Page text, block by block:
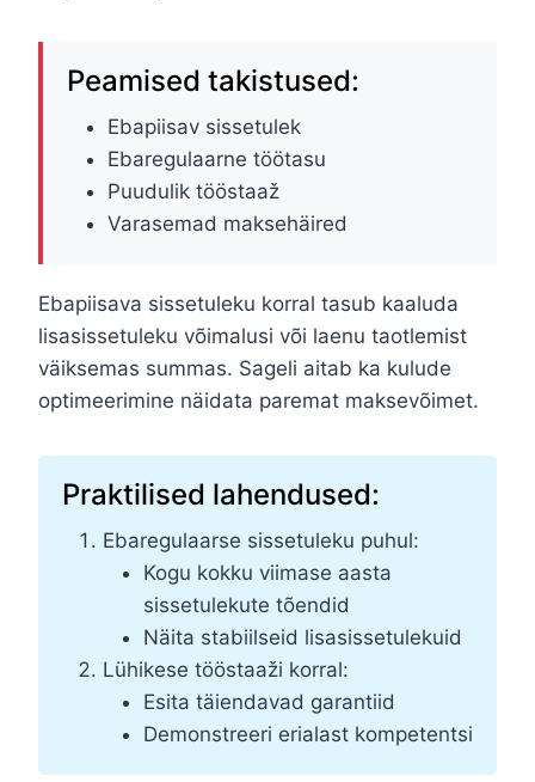
Peamised takistused:
Ebapiisav sissetulek
Ebaregulaarne töötasu
Puudulik tööstaaž
Varasemad maksehäired
Ebapiisava sissetuleku korral tasub kaaluda
lisasissetuleku võimalusi või laenu taotlemist
väiksemas summas. Sageli aitab ka kulude
optimeerimine näidata paremat maksevõimet.
Praktilised lahendused:
Ebaregulaarse sissetuleku puhul:
Kogu kokku viimase aasta
sissetulekute tõendid
Näita stabiilseid lisasissetulekuid
Lühikese tööstaaži korral:
Esita täiendavad garantiid
Demonstreeri erialast kompetentsi